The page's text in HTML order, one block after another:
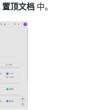
置顶文档 中。